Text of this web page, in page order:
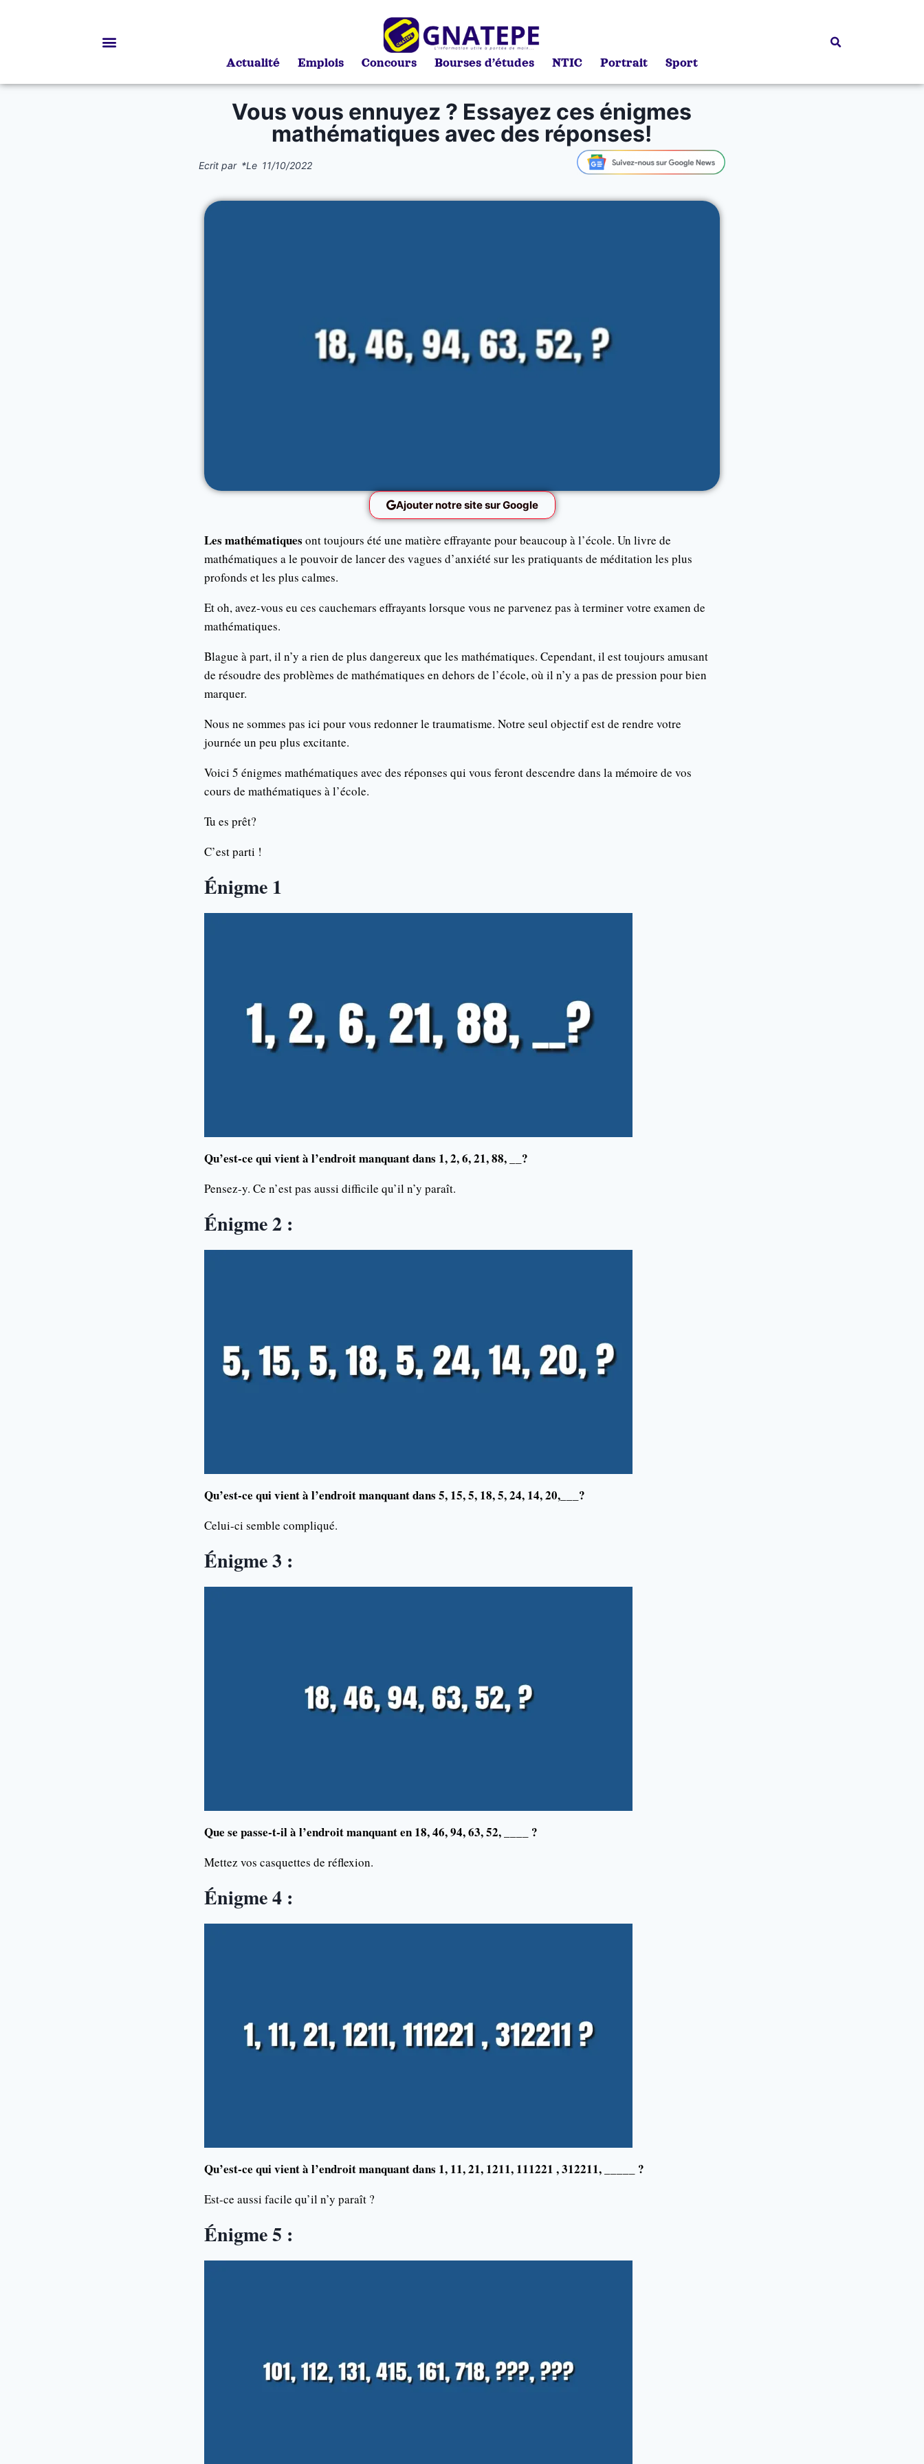
Actualité Emplois Concours Bourses d’études NTIC Portrait Sport
Vous vous ennuyez ? Essayez ces énigmes
mathématiques avec des réponses!
Ecrit par *Le 11/10/2022
Ajouter notre site sur Google
Les mathématiques ont toujours été une matière effrayante pour beaucoup à l’école. Un livre de
mathématiques a le pouvoir de lancer des vagues d’anxiété sur les pratiquants de méditation les plus
profonds et les plus calmes.
Et oh, avez-vous eu ces cauchemars effrayants lorsque vous ne parvenez pas à terminer votre examen de
mathématiques.
Blague à part, il n’y a rien de plus dangereux que les mathématiques. Cependant, il est toujours amusant
de résoudre des problèmes de mathématiques en dehors de l’école, où il n’y a pas de pression pour bien
marquer.
Nous ne sommes pas ici pour vous redonner le traumatisme. Notre seul objectif est de rendre votre
journée un peu plus excitante.
Voici 5 énigmes mathématiques avec des réponses qui vous feront descendre dans la mémoire de vos
cours de mathématiques à l’école.
Tu es prêt?
C’est parti !
Énigme 1
Qu’est-ce qui vient à l’endroit manquant dans 1, 2, 6, 21, 88, __?
Pensez-y. Ce n’est pas aussi difficile qu’il n’y paraît.
Énigme 2 :
Qu’est-ce qui vient à l’endroit manquant dans 5, 15, 5, 18, 5, 24, 14, 20,___?
Celui-ci semble compliqué.
Énigme 3 :
Que se passe-t-il à l’endroit manquant en 18, 46, 94, 63, 52, ____ ?
Mettez vos casquettes de réflexion.
Énigme 4 :
Qu’est-ce qui vient à l’endroit manquant dans 1, 11, 21, 1211, 111221 , 312211, _____ ?
Est-ce aussi facile qu’il n’y paraît ?
Énigme 5 :